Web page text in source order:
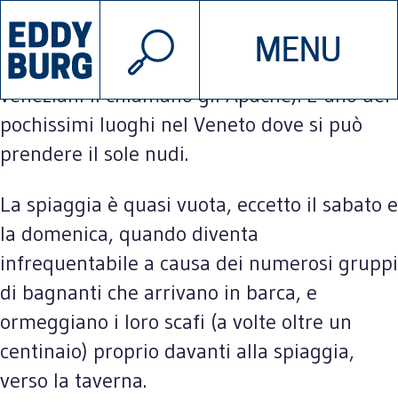
MENU
INIZIATIVE CHI SIAMO
SOSTIENICI
© 2026 EDDYBURG
Tra i cespugli e i banchi di sabbia, ogni
tanto la figura in piedi di un uomo (i
veneziani li chiamano gli Apache). È uno dei
pochissimi luoghi nel Veneto dove si può
prendere il sole nudi.
La spiaggia è quasi vuota, eccetto il sabato e
la domenica, quando diventa
infrequentabile a causa dei numerosi gruppi
di bagnanti che arrivano in barca, e
ormeggiano i loro scafi (a volte oltre un
centinaio) proprio davanti alla spiaggia,
verso la taverna.